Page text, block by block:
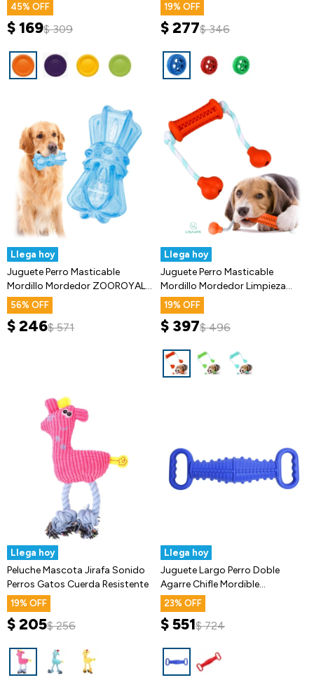
45
$ 169$ 309
19
$277$ 346
Llega hoy
Juguete Perro Masticable
Mordillo Mordedor ZOOROYAL
Dental
56
$246$ 571
Llega hoy
Juguete Perro Masticable
Mordillo Mordedor Limpieza
Dental
19
$ 397$ 496
Llega hoy
Peluche Mascota Jirafa Sonido
Perros Gatos Cuerda Resistente
19
$205$ 256
Llega hoy
Juguete Largo Perro Doble
Agarre Chifle Mordible
Resistente
23
$551$ 724